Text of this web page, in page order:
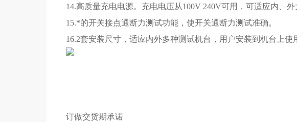
14.高质量充电电源。充电电压从100V 240V可用，可适应内、
15.*的开关接点通断力测试功能，使开关通断力测试准确。
16.2套安装尺寸，适应内外多种测试机台，用户安装到机台上使
订做交货期承诺